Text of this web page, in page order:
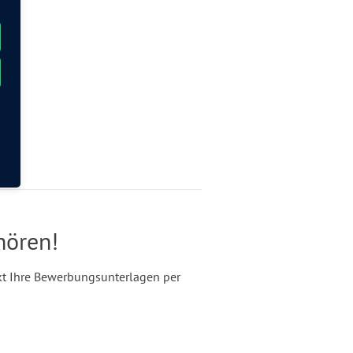
Ihre Bewerbungsunterlagen per